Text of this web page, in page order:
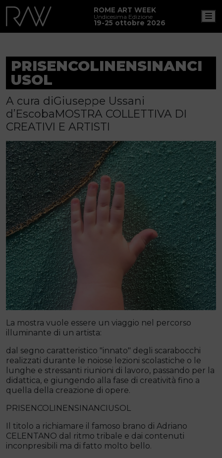
ROME ART WEEK
Undicesima Edizione
19-25 ottobre 2026
PRISENCOLINENSINANCI
USOL
A cura diGiuseppe Ussani
d’EscobaMOSTRA COLLETTIVA DI
CREATIVI E ARTISTI
La mostra vuole essere un viaggio nel percorso
illuminante di un artista:
dal segno caratteristico "innato" degli scarabocchi
realizzati durante le noiose lezioni scolastiche o le
lunghe e stressanti riunioni di lavoro, passando per la
didattica, e giungendo alla fase di creatività fino a
quella della creazione di opere.
PRISENCOLINENSINANCIUSOL
Il titolo a richiamare il famoso brano di Adriano
CELENTANO dal ritmo tribale e dai contenuti
inconpresibili ma di fatto molto bello.